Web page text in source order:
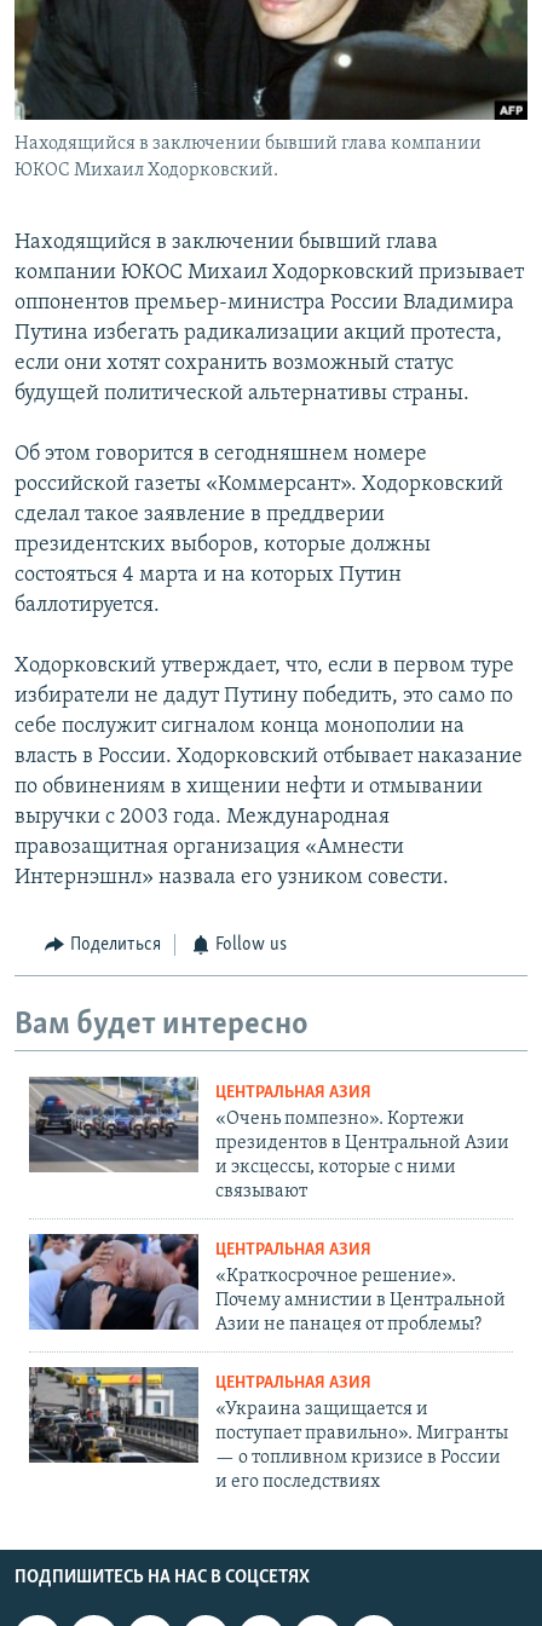
Находящийся в заключении бывший глава компании
ЮКОС Михаил Ходорковский.
Находящийся в заключении бывший глава
компании ЮКОС Михаил Ходорковский призывает
оппонентов премьер-министра России Владимира
Путина избегать радикализации акций протеста,
если они хотят сохранить возможный статус
будущей политической альтернативы страны.
Об этом говорится в сегодняшнем номере
российской газеты «Коммерсант». Ходорковский
сделал такое заявление в преддверии
президентских выборов, которые должны
состояться 4 марта и на которых Путин
баллотируется.
Ходорковский утверждает, что, если в первом туре
избиратели не дадут Путину победить, это само по
себе послужит сигналом конца монополии на
власть в России. Ходорковский отбывает наказание
по обвинениям в хищении нефти и отмывании
выручки с 2003 года. Международная
правозащитная организация «Амнести
Интернэшнл» назвала его узником совести.
Поделиться Follow us
Вам будет интересно
ЦЕНТРАЛЬНАЯ АЗИЯ
«Очень помпезно». Кортежи
президентов в Центральной Азии
и эксцессы, которые с ними
связывают
ЦЕНТРАЛЬНАЯ АЗИЯ
«Краткосрочное решение».
Почему амнистии в Центральной
Азии не панацея от проблемы?
ЦЕНТРАЛЬНАЯ АЗИЯ
«Украина защищается и
поступает правильно». Мигранты
— о топливном кризисе в России
и его последствиях
ПОДПИШИТЕСЬ НА НАС В СОЦСЕТЯХ